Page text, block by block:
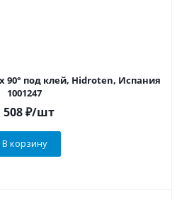
90° под клей, Hidroten, Испания
1001247
508₽/шт
В корзину